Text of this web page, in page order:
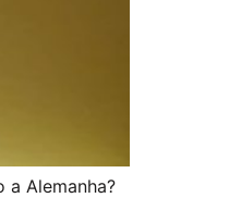
Alemanha?